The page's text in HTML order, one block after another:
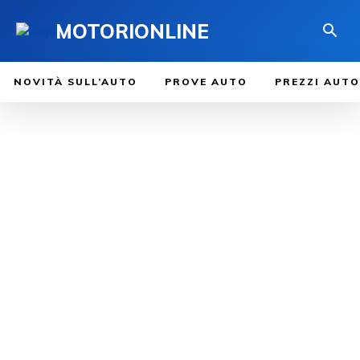
MOTORIONLINE
NOVITÀ SULL’AUTO PROVE AUTO PREZZI AUTO